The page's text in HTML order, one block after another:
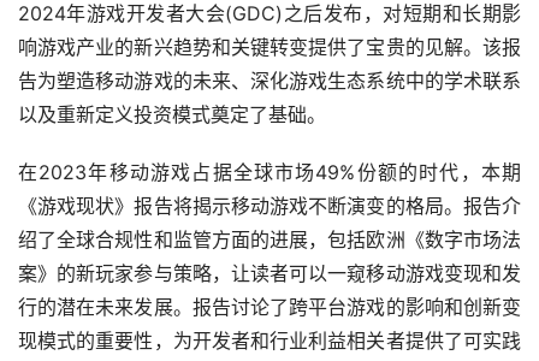
2024年游戏开发者大会(GDC)之后发布，对短期和长期影
响游戏产业的新兴趋势和关键转变提供了宝贵的见解。该报
告为塑造移动游戏的未来、深化游戏生态系统中的学术联系
以及重新定义投资模式奠定了基础。
在2023年移动游戏占据全球市场49%份额的时代，本期
《游戏现状》报告将揭示移动游戏不断演变的格局。报告介
绍了全球合规性和监管方面的进展，包括欧洲《数字市场法
案》的新玩家参与策略，让读者可以一窥移动游戏变现和发
行的潜在未来发展。报告讨论了跨平台游戏的影响和创新变
现模式的重要性，为开发者和行业利益相关者提供了可实践